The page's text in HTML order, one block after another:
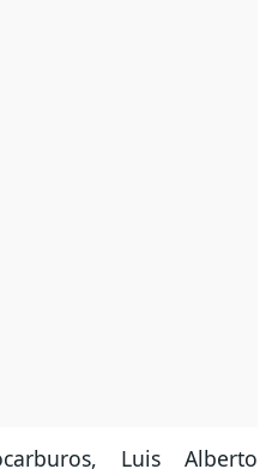
Luis Alberto